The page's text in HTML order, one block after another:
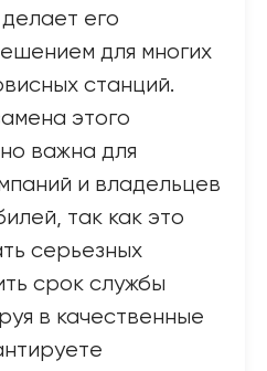
его
для многих
станций.
этого
важна для
и владельцев
так как это
серьезных
срок службы
в качественные